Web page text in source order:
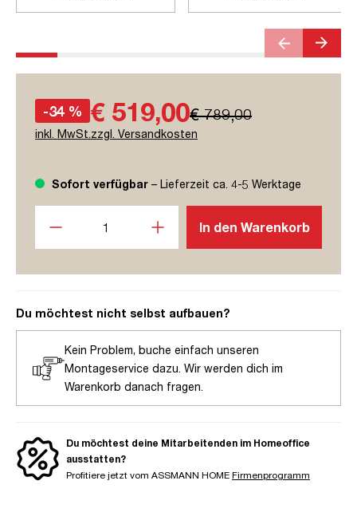
-34 % € 519,00€ 789,00
inkl. MwSt.zzgl. Versandkosten
Sofort verfügbar – Lieferzeit ca. 4-5 Werktage
In den Warenkorb
Du möchtest nicht selbst aufbauen?
Kein Problem, buche einfach unseren
Montageservice dazu. Wir werden dich im
Warenkorb danach fragen.
Du möchtest deine Mitarbeitenden im Homeoffice
ausstatten?
Profitiere jetzt vom ASSMANN HOME Firmenprogramm